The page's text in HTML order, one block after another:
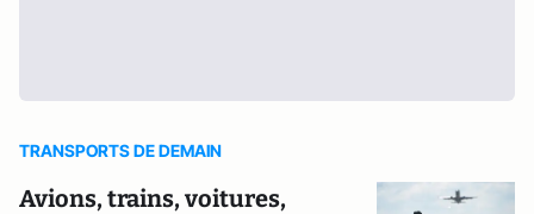
TRANSPORTS DE DEMAIN
Avions, trains, voitures,